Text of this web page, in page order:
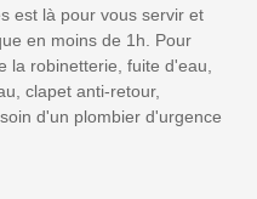
est là pour vous servir et
en moins de 1h. Pour
la robinetterie, fuite d'eau,
clapet anti-retour,
d'un plombier d'urgence